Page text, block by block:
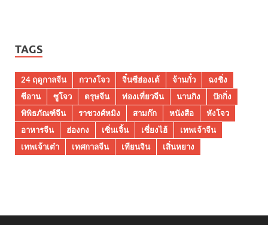
TAGS
24 ฤดูกาลจีน กวางโจว จิ๋นซีฮ่องเต้ จ้านกั๋ว
ฉงชิ่ง
ซีอาน
ซูโจว ตรุษจีน ท่องเที่ยวจีน นานกิง
ปักกิ่ง
พิพิธภัณฑ์จีน
ราชวงศ์หมิง สามก๊ก หนังสือ
หังโจว
อาหารจีน
ฮ่องกง เซิ่นเจิ้น เซี่ยงไฮ้
เทพเจ้าจีน
เทพเจ้าเต๋า
เทศกาลจีน เทียนจิน เสิ่นหยาง